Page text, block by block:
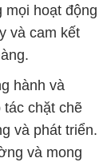
mọi hoạt động
và cam kết
hành và
tác chặt chẽ
và phát triển.
và mong